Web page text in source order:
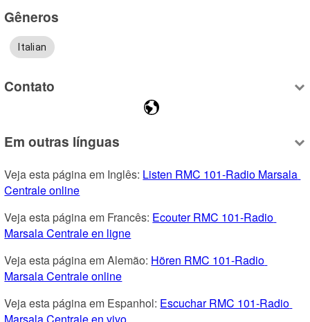
Gêneros
Italian
Contato
Em outras línguas
Veja esta página em Inglês: Listen RMC 101-Radio Marsala
Centrale online
Veja esta página em Francês: Ecouter RMC 101-Radio
Marsala Centrale en ligne
Veja esta página em Alemão: Hören RMC 101-Radio
Marsala Centrale online
Veja esta página em Espanhol: Escuchar RMC 101-Radio
Marsala Centrale en vivo